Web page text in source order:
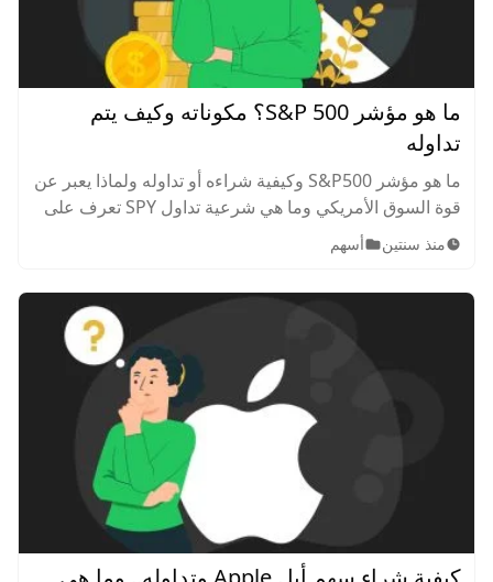
ما هو مؤشر S&P 500؟ مكوناته وكيف يتم
تداوله
ما هو مؤشر S&P500 وكيفية شراءه أو تداوله ولماذا يعبر عن
قوة السوق الأمريكي وما هي شرعية تداول SPY تعرف على
المؤشر الأمريكي الأشهر والأقوى وكيف يتكون وكيف تستطيع
تحقيق ربح منه؟
منذ سنتين أسهم